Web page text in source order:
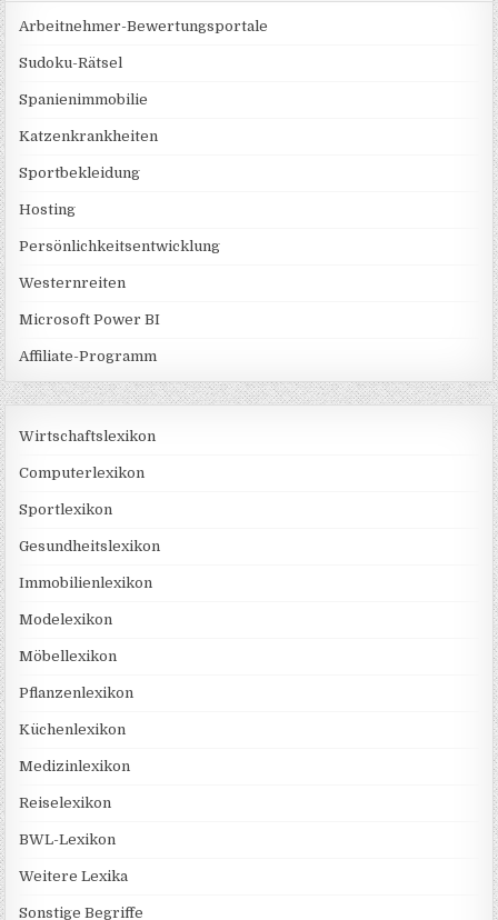
Arbeitnehmer-Bewertungsportale
Sudoku-Rätsel
Spanienimmobilie
Katzenkrankheiten
Sportbekleidung
Hosting
Persönlichkeitsentwicklung
Westernreiten
Microsoft Power BI
Affiliate-Programm
Wirtschaftslexikon
Computerlexikon
Sportlexikon
Gesundheitslexikon
Immobilienlexikon
Modelexikon
Möbellexikon
Pflanzenlexikon
Küchenlexikon
Medizinlexikon
Reiselexikon
BWL-Lexikon
Weitere Lexika
Sonstige Begriffe